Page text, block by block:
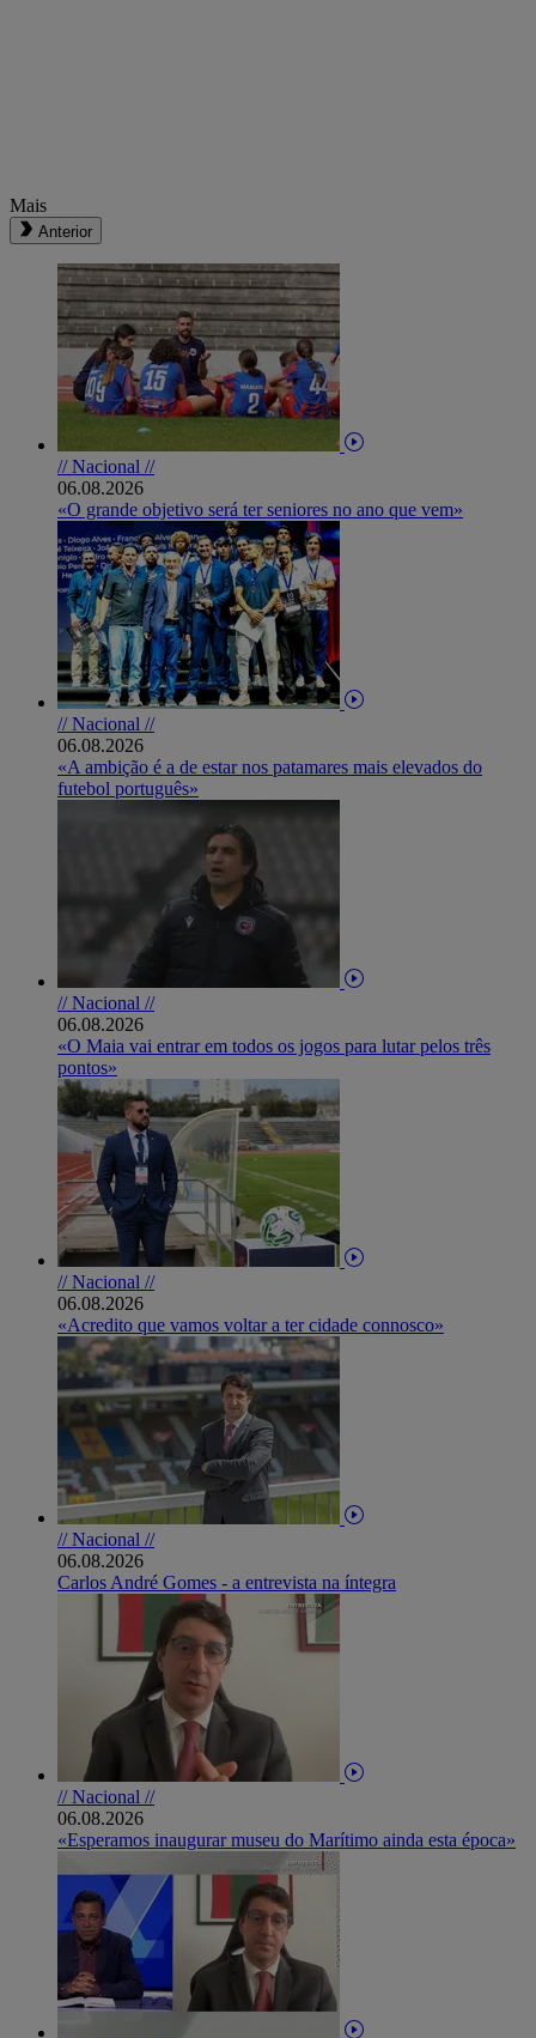
Mais
Anterior
// Nacional //
06.08.2026
«O grande objetivo será ter seniores no ano que vem»
// Nacional //
06.08.2026
«A ambição é a de estar nos patamares mais elevados do
futebol português»
// Nacional //
06.08.2026
«O Maia vai entrar em todos os jogos para lutar pelos três
pontos»
// Nacional //
06.08.2026
«Acredito que vamos voltar a ter cidade connosco»
// Nacional //
06.08.2026
Carlos André Gomes - a entrevista na íntegra
// Nacional //
06.08.2026
«Esperamos inaugurar museu do Marítimo ainda esta época»